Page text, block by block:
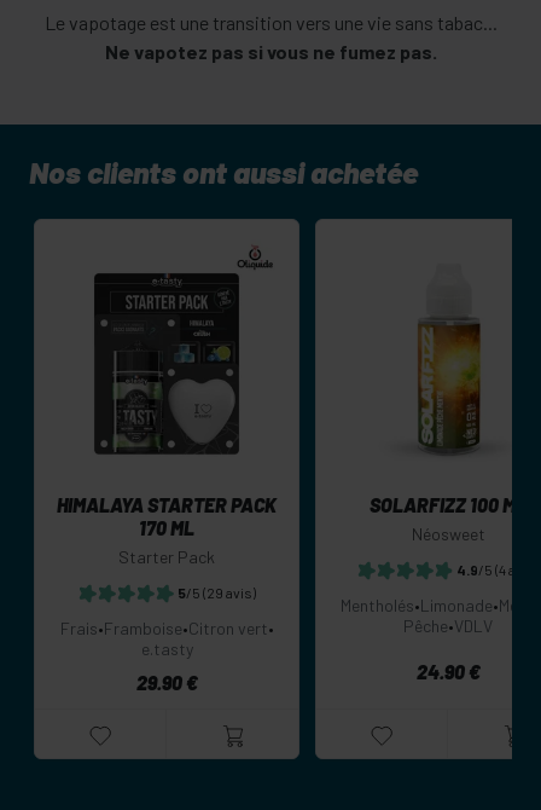
Le vapotage est une transition vers une vie sans tabac...
Ne vapotez pas si vous ne fumez pas.
Nos clients ont aussi achetée
HIMALAYA STARTER PACK
170 ML
Starter Pack
5/5 (29 avis)
Frais•Framboise•Citron vert•
e.tasty
29.90 €
SOLARFIZZ 100 ML
Néosweet
4.9/5 (4 avis)
Mentholés•Limonade•
Pêche•VDLV
24.90 €